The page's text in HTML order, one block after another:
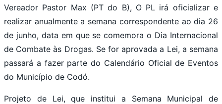
Vereador Pastor Max (PT do B), O PL irá oficializar e
realizar anualmente a semana correspondente ao dia 26
de junho, data em que se comemora o Dia Internacional
de Combate às Drogas. Se for aprovada a Lei, a semana
passará a fazer parte do Calendário Oficial de Eventos
do Município de Codó.
Projeto de Lei, que institui a Semana Municipal de